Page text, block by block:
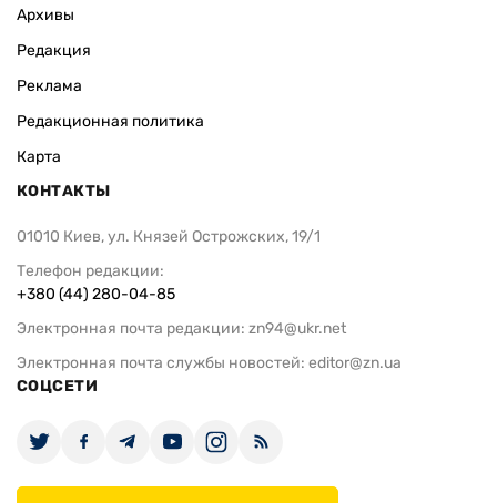
Архивы
Редакция
Реклама
Редакционная политика
Карта
КОНТАКТЫ
01010 Киев, ул. Князей Острожских, 19/1
Телефон редакции:
+380 (44) 280-04-85
Электронная почта редакции: zn94@ukr.net
Электронная почта службы новостей: editor@zn.ua
СОЦСЕТИ